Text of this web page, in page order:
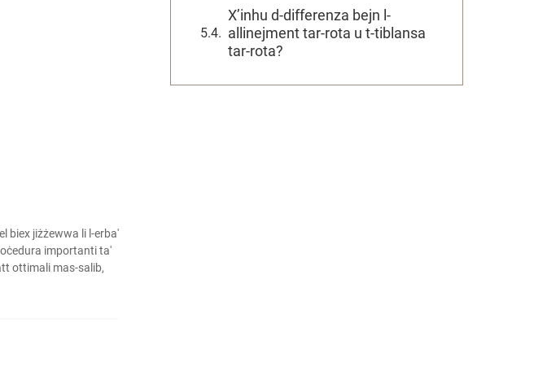
biex jiżżewwa li l-erba'
importanti ta'
ottimali mas-salib,
X’inhu d-differenza bejn l-
allinejment tar-rota u t-tiblansa
tar-rota?